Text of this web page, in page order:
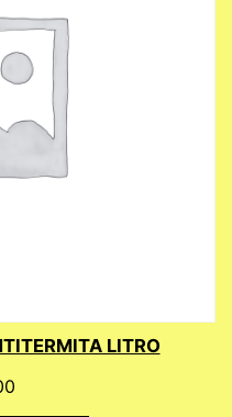
LITRO